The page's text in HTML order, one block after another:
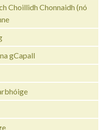
Choillidh Chonnaidh (nó
gCapall